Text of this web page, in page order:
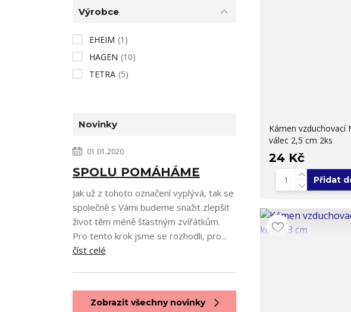
Kámen vzduchovací
válec 2,5 cm 2ks
24 Kč
Přidat
Výrobce
EHEIM (1)
HAGEN (10)
TETRA (5)
Novinky
01.01.2020
SPOLU POMÁHÁME
Jak už z tohoto označení vyplývá, tak se
společně s Vámi budeme snažit zlepšit
život těm méně šťastným zvířátkům.
Pro tento krok jsme se rozhodli, pro...
číst celé
Zobrazit všechny novinky